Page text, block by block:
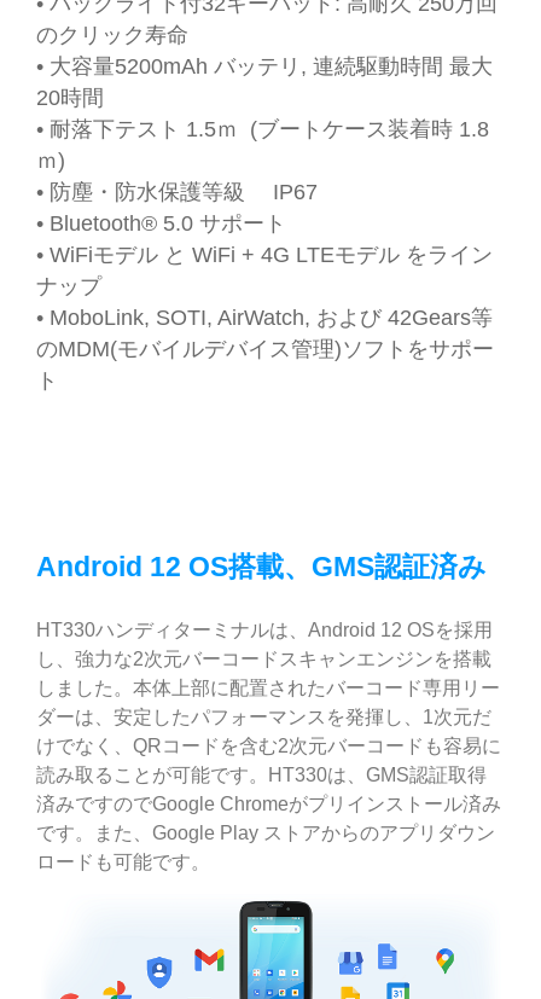
のクリック寿命
• 大容量5200mAh バッテリ, 連続駆動時間 最大
20時間
• 耐落下テスト 1.5ｍ (ブートケース装着時 1.8
ｍ)
• 防塵・防水保護等級 IP67
• Bluetooth® 5.0 サポート
• WiFiモデル と WiFi + 4G LTEモデル をライン
ナップ
• MoboLink, SOTI, AirWatch, および 42Gears等
のMDM(モバイルデバイス管理)ソフトをサポー
ト
Android 12 OS搭載、GMS認証済み
HT330ハンディターミナルは、Android 12 OSを採用
し、強力な2次元バーコードスキャンエンジンを搭載
しました。本体上部に配置されたバーコード専用リー
ダーは、安定したパフォーマンスを発揮し、1次元だ
けでなく、QRコードを含む2次元バーコードも容易に
読み取ることが可能です。HT330は、GMS認証取得
済みですのでGoogle Chromeがプリインストール済み
です。また、Google Play ストアからのアプリダウン
ロードも可能です。